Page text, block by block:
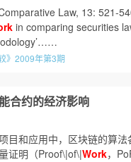
Law, 13: 521-
in comparing securities
》2009年第3期
合约的经济影响
目和应用中，区块链的算
证明（Proof\|of\|Work，